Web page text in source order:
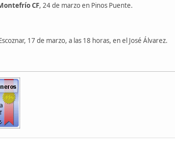
CF, 24 de marzo en Pinos Puente.
17 de marzo, a las 18 horas, en el José Álvarez.